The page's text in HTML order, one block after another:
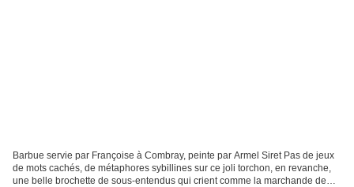
Barbue servie par Françoise à Combray, peinte par Armel Siret Pas de jeux
de mots cachés, de métaphores sybillines sur ce joli torchon, en revanche,
une belle brochette de sous-entendus qui crient comme la marchande de